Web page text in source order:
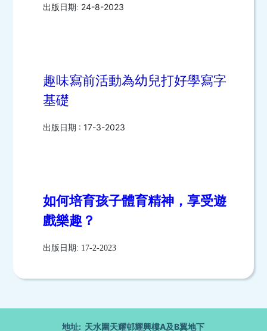
出版日期: 24-8-2023
趣味寫前活動為幼兒打好學寫字
基礎
出版日期 : 17-3-2023
如何培育孩子體育精神，享受遊
戲樂趣？
出版日期: 17-2-2023
地址: 天水圍天耀邨耀興樓A及B翼地下